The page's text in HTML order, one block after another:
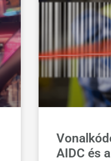
AIDC és